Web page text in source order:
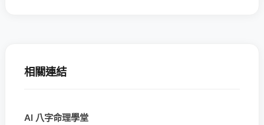
相關連結
AI 八字命理學堂